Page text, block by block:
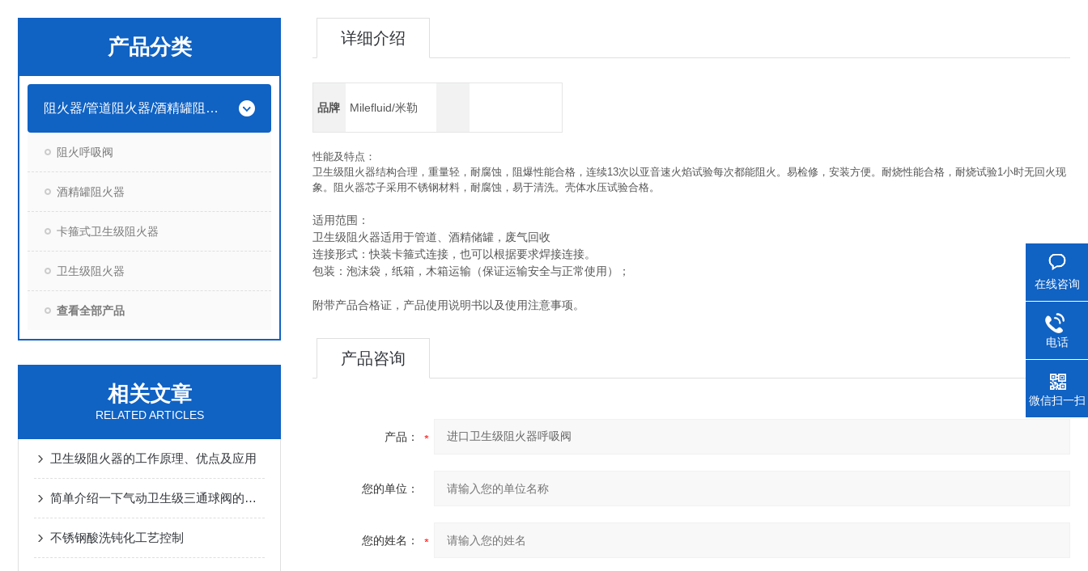
产品分类
阻火器/管道阻火器/酒精罐阻火器
阻火呼吸阀
酒精罐阻火器
卡箍式卫生级阻火器
卫生级阻火器
查看全部产品
相关文章
RELATED ARTICLES
卫生级阻火器的工作原理、优点及应用
简单介绍一下气动卫生级三通球阀的性能特点
不锈钢酸洗钝化工艺控制
详细介绍
品牌 Milefluid/米勒
性能及特点：
卫生级阻火器结构合理，重量轻，耐腐蚀，阻爆性能合格，连续13次以亚音速火焰试验每次都能阻火。易检修，安装方便。耐烧性能合格，耐烧试验1小时无回火现
象。阻火器芯子采用不锈钢材料，耐腐蚀，易于清洗。壳体水压试验合格。
适用范围：
卫生级阻火器适用于管道、酒精储罐，废气回收
连接形式：快装卡箍式连接，也可以根据要求焊接连接。
包装：泡沫袋，纸箱，木箱运输（保证运输安全与正常使用）；
附带产品合格证，产品使用说明书以及使用注意事项。
产品咨询
产品：
您的单位：
您的姓名：
在线咨询
电话
微信扫一扫